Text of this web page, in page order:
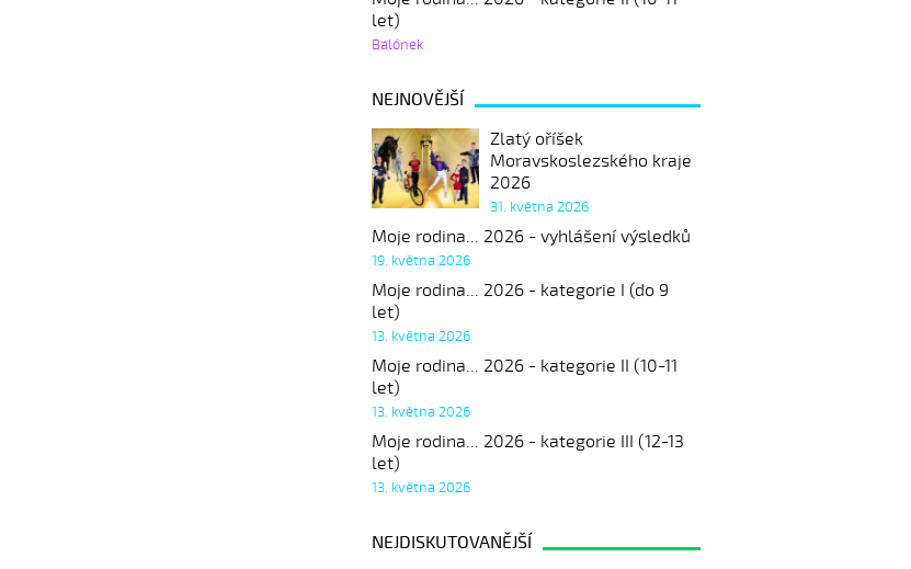
let)
Balónek
NEJNOVĚJŠÍ
Zlatý oříšek
Moravskoslezského kraje
2026
31. května 2026
Moje rodina... 2026 - vyhlášení výsledků
19. května 2026
Moje rodina... 2026 - kategorie I (do 9
let)
13. května 2026
Moje rodina... 2026 - kategorie II (10-11
let)
13. května 2026
Moje rodina... 2026 - kategorie III (12-13
let)
13. května 2026
NEJDISKUTOVANĚJŠÍ